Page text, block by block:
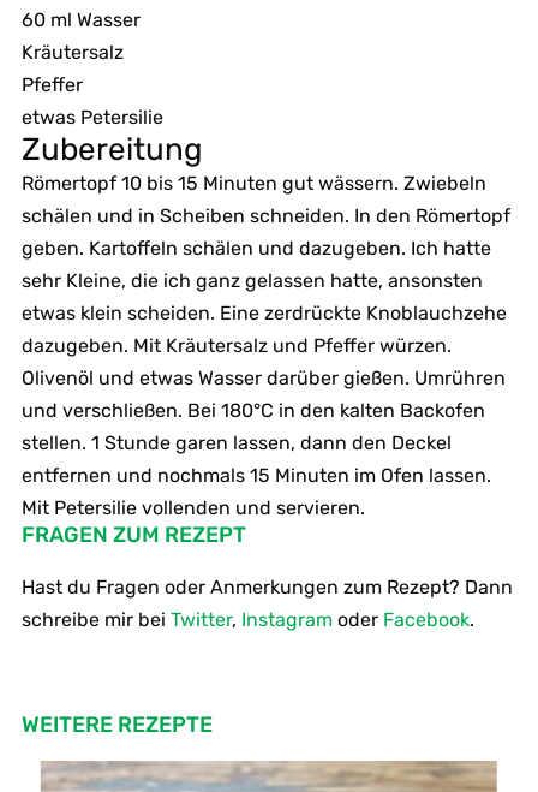
60 ml Wasser
Kräutersalz
Pfeffer
etwas Petersilie
Zubereitung
Römertopf 10 bis 15 Minuten gut wässern. Zwiebeln
schälen und in Scheiben schneiden. In den Römertopf
geben. Kartoffeln schälen und dazugeben. Ich hatte
sehr Kleine, die ich ganz gelassen hatte, ansonsten
etwas klein scheiden. Eine zerdrückte Knoblauchzehe
dazugeben. Mit Kräutersalz und Pfeffer würzen.
Olivenöl und etwas Wasser darüber gießen. Umrühren
und verschließen. Bei 180°C in den kalten Backofen
stellen. 1 Stunde garen lassen, dann den Deckel
entfernen und nochmals 15 Minuten im Ofen lassen.
Mit Petersilie vollenden und servieren.
FRAGEN ZUM REZEPT
Hast du Fragen oder Anmerkungen zum Rezept? Dann
schreibe mir bei Twitter, Instagramoder Facebook.
WEITERE REZEPTE